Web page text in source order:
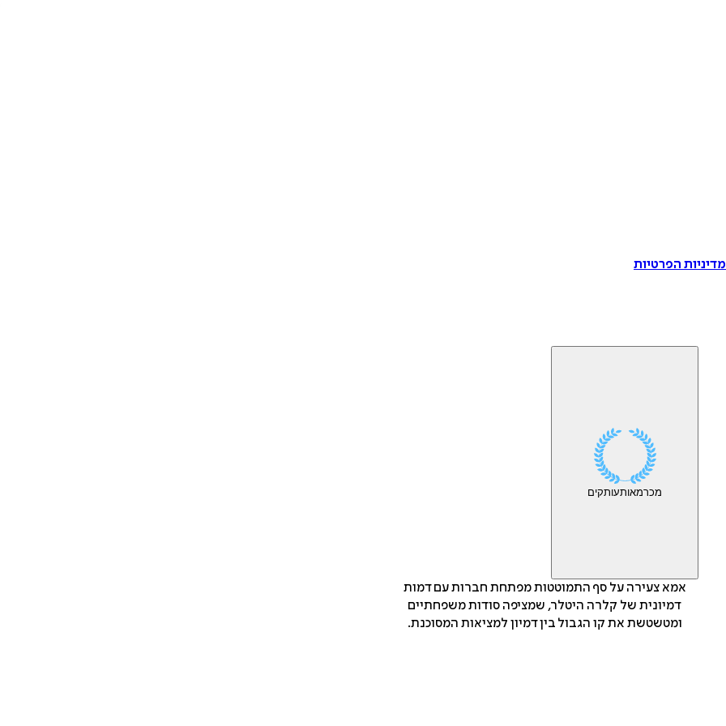
הפרטיות
מכרמאותעותקים
אמא צעירה על סף התמוטטות מפתחת חברות עם דמות
דמיונית של קלרה היטלר, שמציפה סודות משפחתיים
ומטשטשת את קו הגבול בין דמיון למציאות המסוכנת.